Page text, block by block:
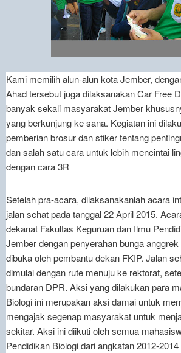
Kami memilih alun-alun kota Jember,
Ahad tersebut juga dilaksanakan Car Free
banyak sekali masyarakat Jember
yang berkunjung ke sana. Kegiatan ini
pemberian brosur dan stiker tentang
dan salah satu cara untuk lebih mencintai
dengan cara 3R
Setelah pra-acara, dilaksanakanlah acara
jalan sehat pada tanggal 22 April 2015.
dekanat Fakultas Keguruan dan Ilmu
Jember dengan penyerahan bunga
dibuka oleh pembantu dekan FKIP. Jalan
dimulai dengan rute menuju ke rektorat,
bundaran DPR. Aksi yang dilakukan para
Biologi ini merupakan aksi damai untuk
mengajak segenap masyarakat untuk
sekitar. Aksi ini diikuti oleh semua
Pendidikan Biologi dari angkatan 2012-